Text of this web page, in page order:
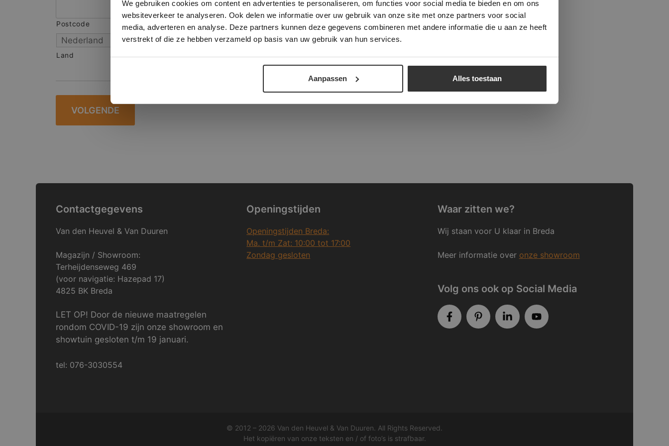
We gebruiken cookies om content en advertenties te personaliseren, om functies voor social media te bieden en om ons
websiteverkeer te analyseren. Ook delen we informatie over uw gebruik van onze site met onze partners voor social
media, adverteren en analyse. Deze partners kunnen deze gegevens combineren met andere informatie die u aan ze heeft
verstrekt of die ze hebben verzameld op basis van uw gebruik van hun services.
Aanpassen Alles toestaan
Postcode Stad
Land
Contactgegevens
Van den Heuvel & Van Duuren
Magazijn / Showroom:
Terheijdenseweg 469
(voor navigatie: Hazepad 17)
4825 BK Breda
LET OP! Door de nieuwe maatregelen
rondom COVID-19 zijn onze showroom en
showtuin gesloten t/m 19 januari.
tel: 076-3030554
Openingstijden
Openingstijden Breda:
Ma. t/m Zat: 10:00 tot 17:00
Zondag gesloten
Waar zitten we?
Wij staan voor U klaar in Breda
Meer informatie over onze showroom
Volg ons ook op Social Media
© 2012 – 2026 Van den Heuvel & Van Duuren. All Rights Reserved.
Het kopiëren van onze teksten en / of foto’s is strafbaar.
verder
ALLES ACCEPTEREN ALLES AFWIJZEN